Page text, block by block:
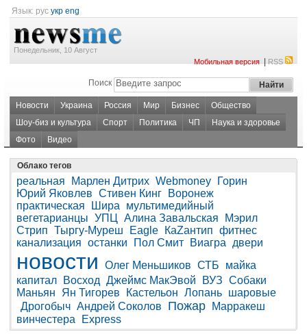
Язык: рус укр eng
Понедельник, 10 Август
Мобильная версия|RSS
Поиск
Новости Украина Россия Мир Бизнес
Общество
Шоу-биз и культура
Спорт Политика ЧП
Наука и здоровье
Фото
Видео
Облако тегов
реальная Марлен Дитрих Webmoney
Горин
Юрий Яковлев Стивен Кинг
Воронеж
практическая
Шира
мультимедийный
вегетарианцы УПЦ Алина Завальская
Мэрил
Стрип Тыргу-Муреш Eagle КаZантип фитнес
канализация останки Пол Смит Виагра двери
новости Олег Меньшиков СТБ
майка
капитал
Восход Джеймс МакЭвой ВУЗ Собаки
Маньян
Ян Тигорев Кастельон Лопань шаровые
Дрогобыч Андрей Соколов Пожар
Марракеш
винчестера
Express